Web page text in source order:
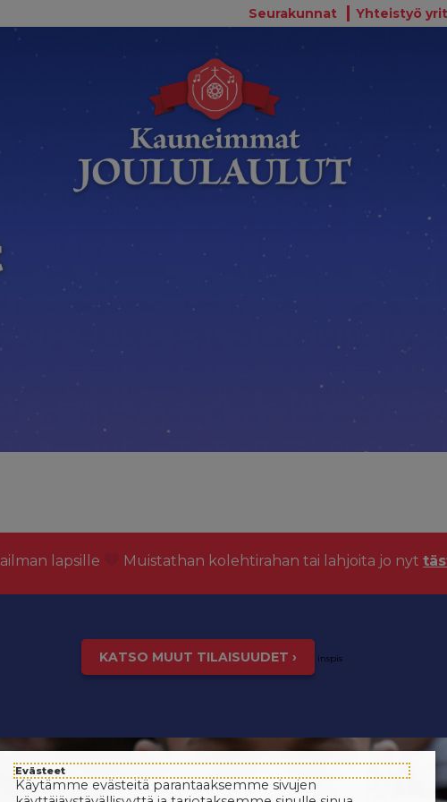
Seurakunnat Yhteistyö
lapsille Muistathan kolehtirahan tai lahjoita jo nyt
KATSO MUUT TILAISUUDET › inspis
Evästeet
Käytämme evästeitä parantaaksemme sivujen